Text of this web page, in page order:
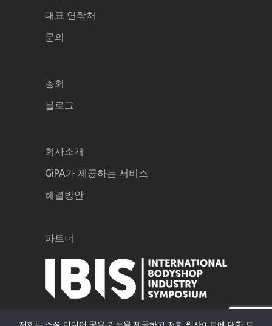
대표 연락처
문의
총회
블로그
회사소개
GiPA가 제공하는 서비스
해결방안
파트너